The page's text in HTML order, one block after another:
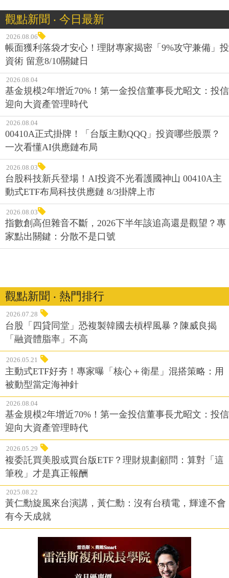
觀點新聞 ‧ 今日最新
2026.08.06
帳面獲利落袋才安心！理財專家揭密「9%攻守兼備」投
資術 留意8/10關鍵日
2026.08.04
基金規模2年增近70%！第一金投信董事長尤昭文：投信
迎向大資產管理時代
2026.08.04
00410A正式掛牌！「台版主動QQQ」投資哪些股票？
一次看懂AI供應鏈布局
2026.08.03
台股科技新兵登場！AI投資不光看護國神山 00410A主
動式ETF布局科技供應鏈 8/3掛牌上市
2026.08.03
指數創高但雜音不斷，2026下半年該追高還是觀望？專
家點出關鍵：分散不是口號
觀點新聞 ‧ 熱門排行
2026.07.28
台股「四貸同堂」恐複製韓國去槓桿風暴？陳威良揭
「融資體脂率」不高
2026.05.21
主動式ETF好夯！專家曝「核心＋衛星」混搭策略：用
被動型當定海神針
2026.08.04
基金規模2年增近70%！第一金投信董事長尤昭文：投信
迎向大資產管理時代
2026.05.29
複委託買美股或買台版ETF？理財規劃顧問：算對「這
筆稅」才是真正報酬
2025.08.22
黃仁勳旋風來台演講，黃仁勳：沒有台積電，輝達不會
有今天成就